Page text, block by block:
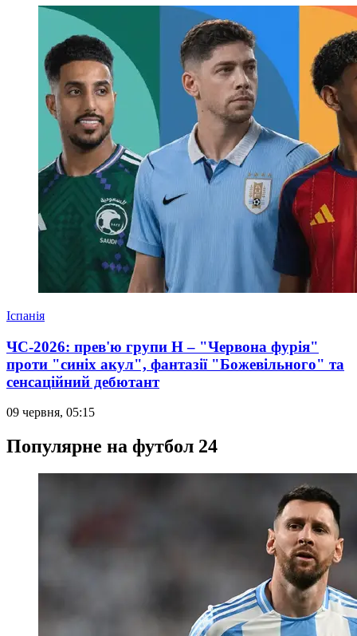
Іспанія
ЧС-2026: прев'ю групи Н – "Червона фурія"
проти "синіх акул", фантазії "Божевільного" та
сенсаційний дебютант
09 червня, 05:15
Популярне на футбол 24